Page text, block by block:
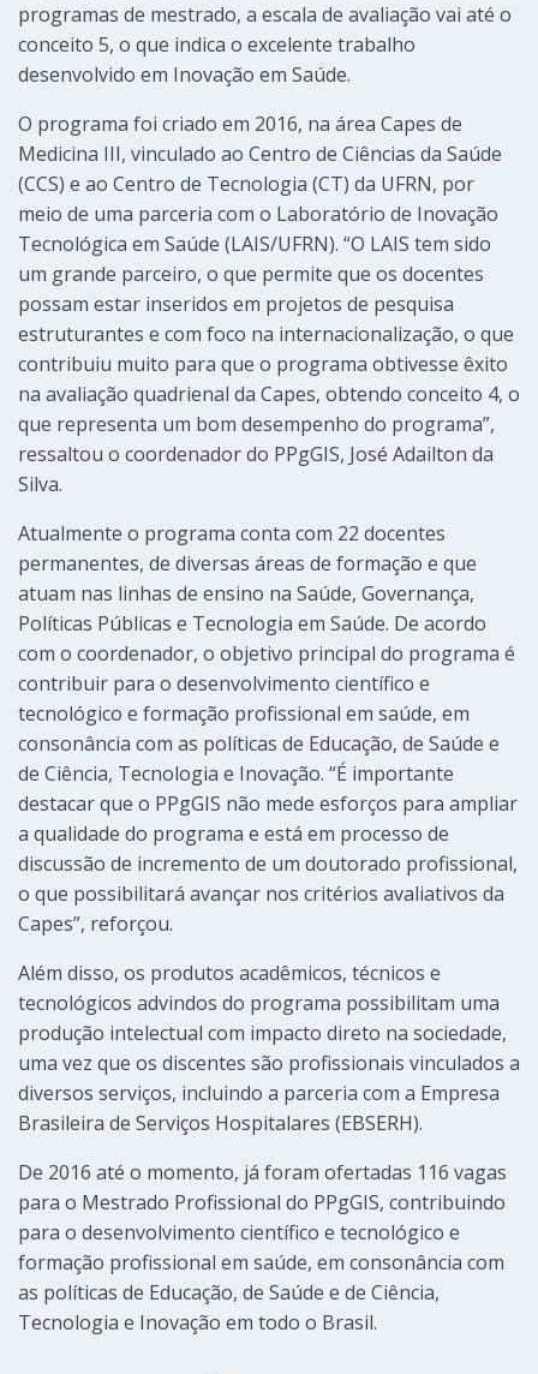
programas de mestrado, a escala de avaliação vai até o
conceito 5, o que indica o excelente trabalho
desenvolvido em Inovação em Saúde.
O programa foi criado em 2016, na área Capes de
Medicina III, vinculado ao Centro de Ciências da Saúde
(CCS) e ao Centro de Tecnologia (CT) da UFRN, por
meio de uma parceria com o Laboratório de Inovação
Tecnológica em Saúde (LAIS/UFRN). “O LAIS tem sido
um grande parceiro, o que permite que os docentes
possam estar inseridos em projetos de pesquisa
estruturantes e com foco na internacionalização, o que
contribuiu muito para que o programa obtivesse êxito
na avaliação quadrienal da Capes, obtendo conceito 4, o
que representa um bom desempenho do programa”,
ressaltou o coordenador do PPgGIS, José Adailton da
Silva.
Atualmente o programa conta com 22 docentes
permanentes, de diversas áreas de formação e que
atuam nas linhas de ensino na Saúde, Governança,
Políticas Públicas e Tecnologia em Saúde. De acordo
com o coordenador, o objetivo principal do programa é
contribuir para o desenvolvimento científico e
tecnológico e formação profissional em saúde, em
consonância com as políticas de Educação, de Saúde e
de Ciência, Tecnologia e Inovação. “É importante
destacar que o PPgGIS não mede esforços para ampliar
a qualidade do programa e está em processo de
discussão de incremento de um doutorado profissional,
o que possibilitará avançar nos critérios avaliativos da
Capes”, reforçou.
Além disso, os produtos acadêmicos, técnicos e
tecnológicos advindos do programa possibilitam uma
produção intelectual com impacto direto na sociedade,
uma vez que os discentes são profissionais vinculados a
diversos serviços, incluindo a parceria com a Empresa
Brasileira de Serviços Hospitalares (EBSERH).
De 2016 até o momento, já foram ofertadas 116 vagas
para o Mestrado Profissional do PPgGIS, contribuindo
para o desenvolvimento científico e tecnológico e
formação profissional em saúde, em consonância com
as políticas de Educação, de Saúde e de Ciência,
Tecnologia e Inovação em todo o Brasil.